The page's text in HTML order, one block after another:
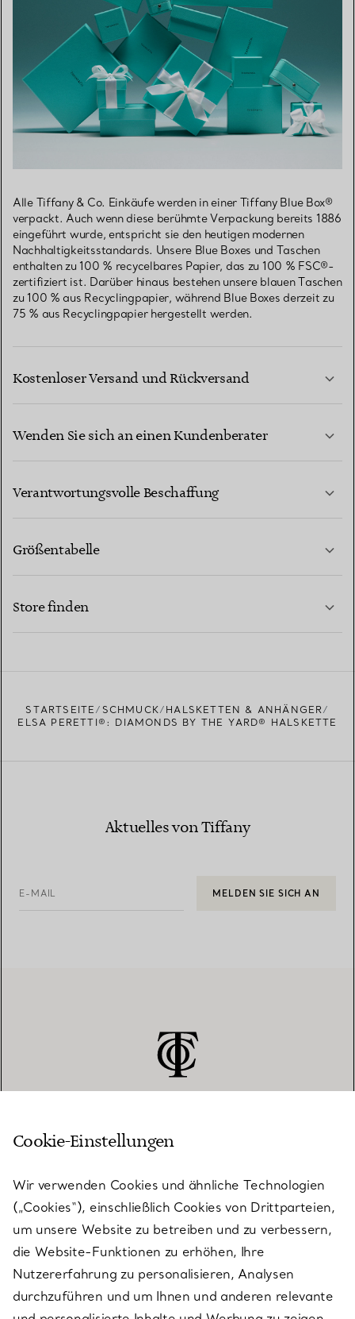
Alle Tiffany & Co. Einkäufe werden in einer Tiffany Blue Box®
verpackt. Auch wenn diese berühmte Verpackung bereits 1886
eingeführt wurde, entspricht sie den heutigen modernen
Nachhaltigkeitsstandards. Unsere Blue Boxes und Taschen
enthalten zu 100 % recycelbares Papier, das zu 100 % FSC®-
zertifiziert ist. Darüber hinaus bestehen unsere blauen Taschen
zu 100 % aus Recyclingpapier, während Blue Boxes derzeit zu
75 % aus Recyclingpapier hergestellt werden.
Kostenloser Versand und Rückversand
Wenden Sie sich an einen Kundenberater
Verantwortungsvolle Beschaffung
Größentabelle
Store finden
STARTSEITE SCHMUCK
HALSKETTEN & ANHÄNGER
ELSA PERETTI®: DIAMONDS BY THE YARD® HALSKETTE
Aktuelles von Tiffany
E-MAIL MELDEN SIE SICH AN
KUNDENSERVICE
SERVICES
ÜBER TIFFANY & CO.
Cookie-Einstellungen
Wir verwenden Cookies und ähnliche Technologien
(„Cookies“), einschließlich Cookies von Drittparteien,
um unsere Website zu betreiben und zu verbessern,
die Website-Funktionen zu erhöhen, Ihre
Nutzererfahrung zu personalisieren, Analysen
durchzuführen und um Ihnen und anderen relevante